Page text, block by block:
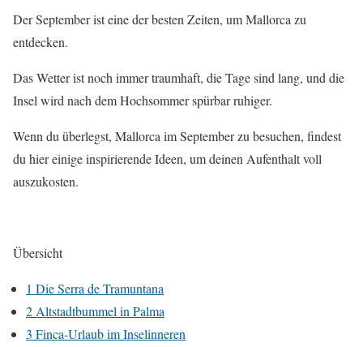
Der September ist eine der besten Zeiten, um Mallorca zu
entdecken.
Das Wetter ist noch immer traumhaft, die Tage sind lang, und die
Insel wird nach dem Hochsommer spürbar ruhiger.
Wenn du überlegst, Mallorca im September zu besuchen, findest
du hier einige inspirierende Ideen, um deinen Aufenthalt voll
auszukosten.
Übersicht
1 Die Serra de Tramuntana
2 Altstadtbummel in Palma
3 Finca-Urlaub im Inselinneren